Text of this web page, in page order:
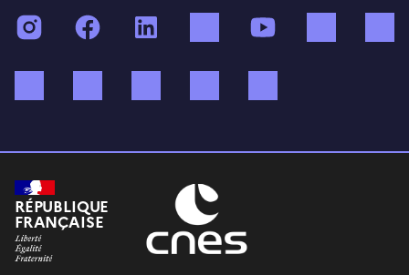
InstagramFacebook TikTok
RÉPUBLIQUE
FRANÇAISE